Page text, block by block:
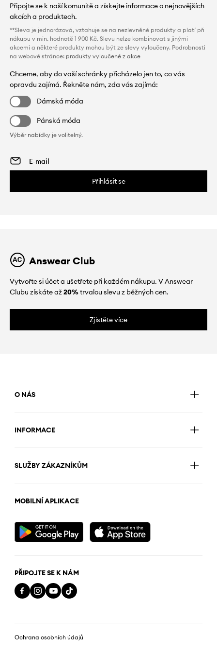
Připojte se k naší komunitě a získejte informace o nejnovějších
akcích a produktech.
**Sleva je jednorázová, vztahuje se na nezlevněné produkty a platí při
nákupu v min. hodnotě 1 900 Kč. Slevu nelze kombinovat s jinými
akcemi a některé produkty mohou být ze slevy vyloučeny. Podrobnosti
na webové stránce: produkty vyloučené z akce
Chceme, aby do vaší schránky přicházelo jen to, co vás
opravdu zajímá. Řekněte nám, zda vás zajímá:
Dámská móda
Pánská móda
Výběr nabídky je volitelný.
Přihlásit se
Answear Club
Vytvořte si účet a ušetřete při každém nákupu. V Answear
Clubu získáte až20%trvalou slevu z běžných cen.
Zjistěte více
O NÁS
INFORMACE
SLUŽBY ZÁKAZNÍKŮM
MOBILNÍ APLIKACE
PŘIPOJTE SE K NÁM
Ochrana osobních údajů